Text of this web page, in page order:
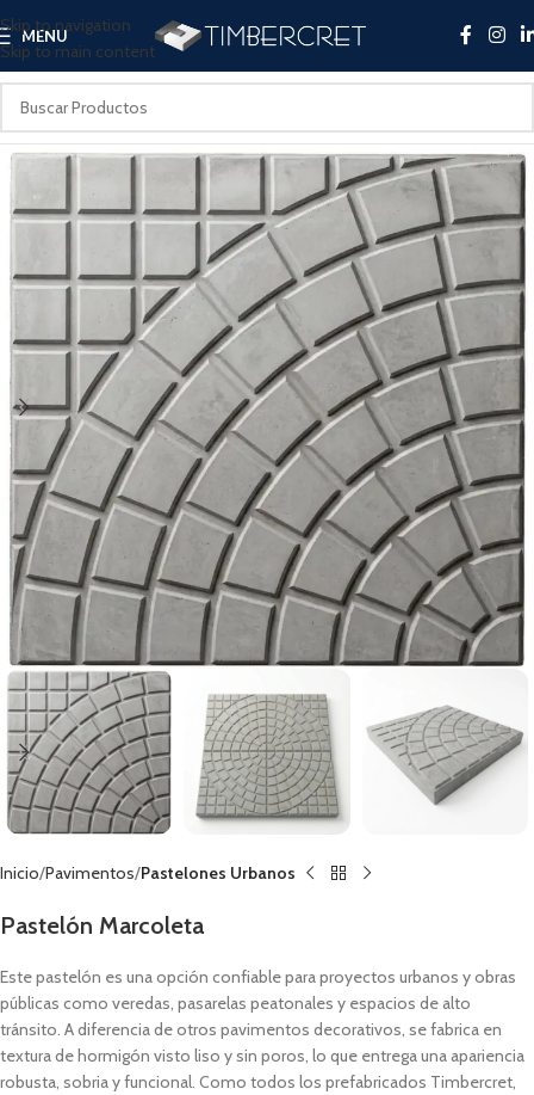
Skip to navigation
Skip to main content
MENU
Inicio Pavimentos Pastelones Urbanos
Pastelón Marcoleta
Este pastelón es una opción confiable para proyectos urbanos y obras
públicas como veredas, pasarelas peatonales y espacios de alto
tránsito. A diferencia de otros pavimentos decorativos, se fabrica en
textura de hormigón visto liso y sin poros, lo que entrega una apariencia
robusta, sobria y funcional. Como todos los prefabricados Timbercret,